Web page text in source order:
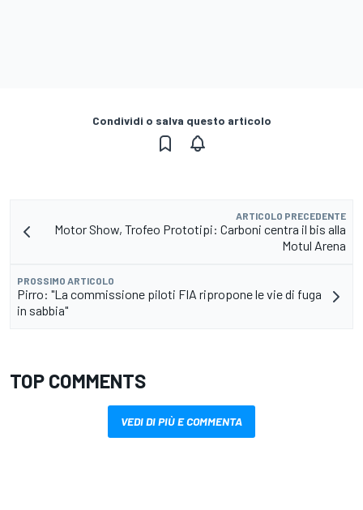
Condividi o salva questo articolo
ARTICOLO PRECEDENTE
Motor Show, Trofeo Prototipi: Carboni centra il bis alla
Motul Arena
PROSSIMO ARTICOLO
Pirro: "La commissione piloti FIA ripropone le vie di fuga
in sabbia"
TOP COMMENTS
VEDI DI PIÙ E COMMENTA